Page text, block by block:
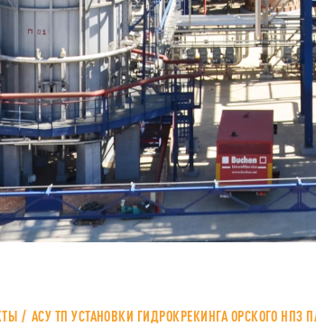
АСУ ТП УСТАНОВКИ ГИДРОКРЕКИНГА ОРСКОГО НПЗ